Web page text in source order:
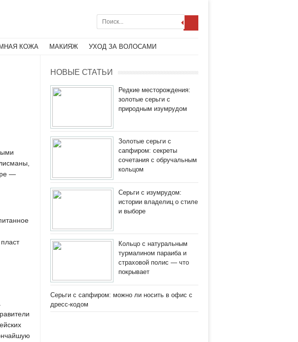
КОЖА МАКИЯЖ УХОД ЗА ВОЛОСАМИ
—
НОВЫЕ СТАТЬИ
Редкие месторождения:
золотые серьги с
природным изумрудом
Золотые серьги с
сапфиром: секреты
сочетания с обручальным
кольцом
Серьги с изумрудом:
истории владелиц о стиле
и выборе
Кольцо с натуральным
турмалином параиба и
страховой полис — что
покрывает
Серьги с сапфиром: можно ли носить в офис с
дресс-кодом